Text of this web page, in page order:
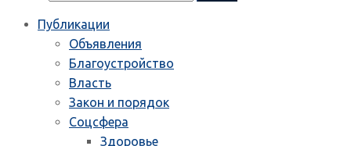
Публикации
Объявления
Благоустройство
Власть
Закон и порядок
Соцсфера
Здоровье